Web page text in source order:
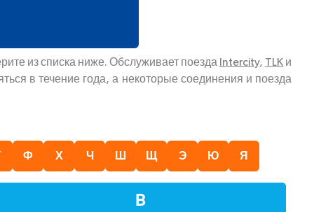
из списка ниже. Обслуживает поезда Intercity, TLKи
в течение года, а некоторые соединения и поезда
Ф Х Ч Ш Щ Э Ю Я
В